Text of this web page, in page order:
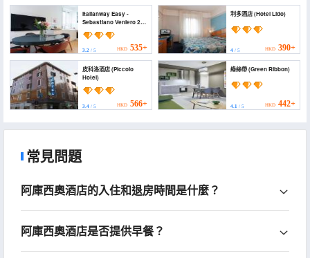
Italianway Easy -
Sebastiano Veniero 27
C - 雙卧公寓 (Italianway
Easy - Sebastiano
Veniero 27 A - Tr...)
3.2 / 5 HKD 535+
利多酒店 (Hotel Lido)
4/ 5 HKD 390+
皮科洛酒店 (Piccolo
Hotel)
3.4 / 5 HKD 566+
綠絲帶 (Green Ribbon)
4.1/ 5 HKD 442+
常見問題
阿庫西奧酒店的入住和退房時間是什麼？
阿庫西奧酒店是否提供早餐？